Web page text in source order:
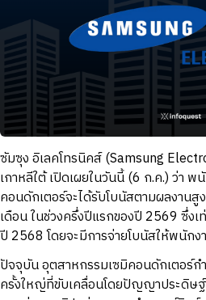
ซัมซุง อิเลคโทรนิคส์ (Samsung
เกาหลีใต้ เปิดเผยในวันนี้ (6 ก.ค.) ว่า พ
คอนดักเตอร์จะได้รับโบนัสตามผลงาน
เดือน ในช่วงครึ่งปีแรกของปี 2569 ซึ่ง
ปี 2568 โดยจะมีการจ่ายโบนัสให้พนัก
ปัจจุบัน อุตสาหกรรมเซมิคอนดักเตอร์ก
ครั้งใหญ่ที่ขับเคลื่อนโดยปัญญาประดิษ